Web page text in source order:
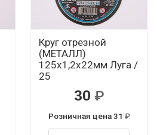
Круг отрезной
(МЕТАЛЛ)
125х1,2х22мм Луга /
25
30
Розничная цена 31